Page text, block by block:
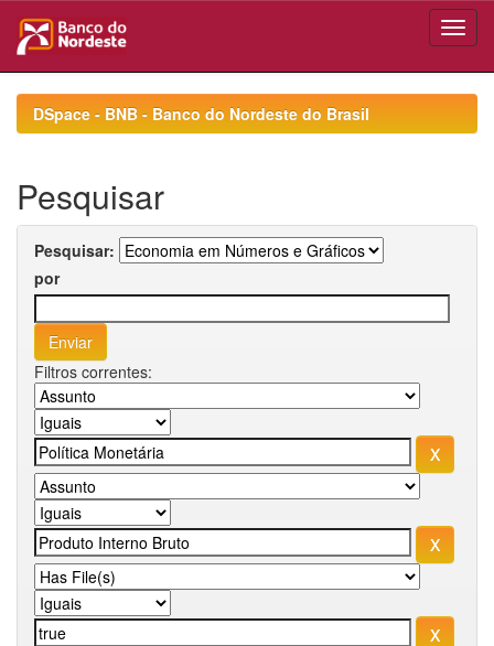
navigationDSpace - BNB - Banco do Nordeste do Brasil
Pesquisar
Pesquisar:
por
Filtros correntes: